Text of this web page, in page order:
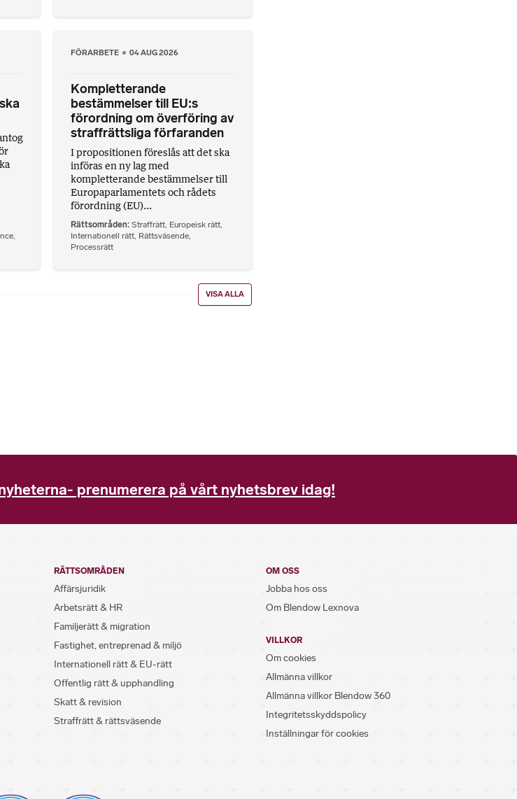
,
FÖRARBETE 04 AUG 2026
Kompletterande
bestämmelser till EU:s
förordning om överföring av
straffrättsliga förfaranden
I propositionen föreslås att det ska
införas en ny lag med
kompletterande bestämmelser till
Europaparlamentets och rådets
förordning (EU)...
Rättsområden Straffrätt Europeisk rätt
Internationell rätt Rättsväsende
Processrätt
VISA ALLA
prenumerera på vårt nyhetsbrev idag!
RÄTTSOMRÅDEN
Affärsjuridik
Arbetsrätt & HR
Familjerätt & migration
Fastighet, entreprenad & miljö
Internationell rätt & EU-rätt
Offentlig rätt & upphandling
Skatt & revision
Straffrätt & rättsväsende
OM OSS
Jobba hos oss
Om Blendow Lexnova
VILLKOR
Om cookies
Allmänna villkor
Allmänna villkor Blendow 360
Integritetsskyddspolicy
Inställningar för cookies